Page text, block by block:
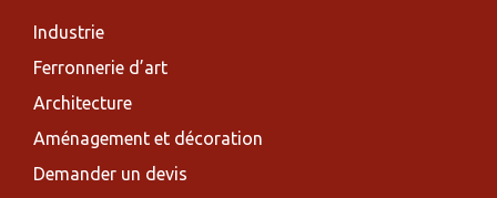
Industrie
Ferronnerie d’art
Architecture
Aménagement et décoration
Demander un devis